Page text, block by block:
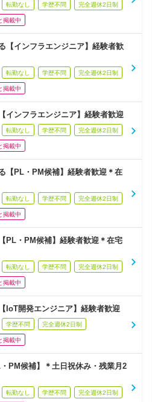
転勤なし 学歴不問 完全週休2日制
掲載中
【インフラエンジニア】経験者歓
転勤なし 学歴不問 完全週休2日制
掲載中
インフラエンジニア】経験者歓迎
転勤なし 学歴不問 完全週休2日制
掲載中
【PL・PM候補】経験者歓迎＊在
転勤なし 学歴不問 完全週休2日制
掲載中
PL・PM候補】経験者歓迎＊在宅
転勤なし 学歴不問 完全週休2日制
掲載中
IoT開発エンジニア】経験者歓迎
学歴不問 完全週休2日制
掲載中
PM候補】＊土日祝休み・残業月2
転勤なし 学歴不問 完全週休2日制